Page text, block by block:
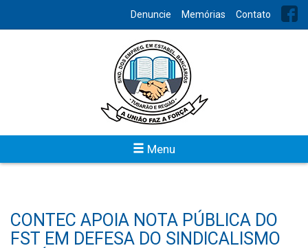
Denuncie Memórias Contato
Menu
CONTEC APOIA NOTA PÚBLICA DO
FST EM DEFESA DO SINDICALISMO